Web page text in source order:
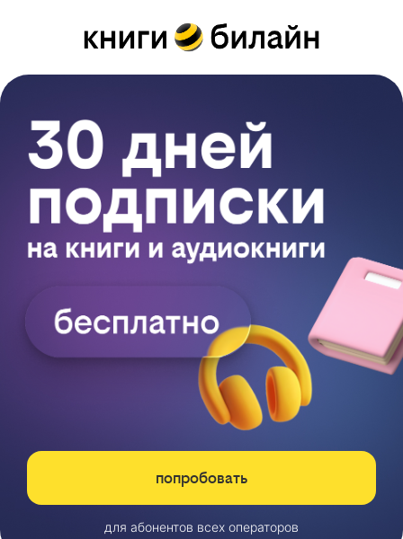
попробовать
для абонентов всех операторов